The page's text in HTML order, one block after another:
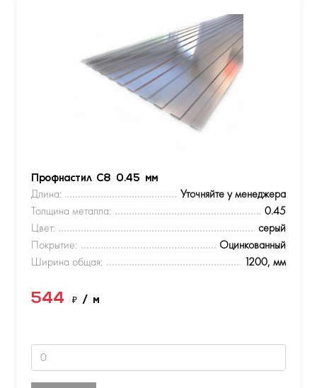
Профнастил С8 0.45 мм
Длина:
Уточняйте у менеджера
Толщина металла:
0.45
Цвет:
серый
Покрытие:
Оцинкованный
Ширина общая:
1200, мм
544 ₽ / м